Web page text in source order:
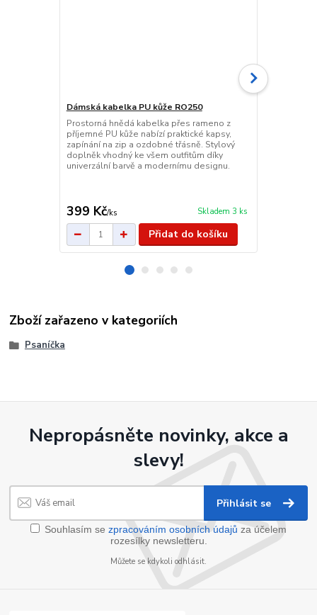
Dámská kabelka PU kůže RO250
Prostorná hnědá kabelka přes rameno z
příjemné PU kůže nabízí praktické kapsy,
zapínání na zip a ozdobné třásně. Stylový
doplněk vhodný ke všem outfitům díky
univerzální barvě a modernímu designu.
399 Kč/ks Skladem 3 ks
Přidat do košíku
Zboží zařazeno v kategoriích
Psaníčka
Nepropásněte novinky, akce a
slevy!
Přihlásit se
Souhlasím se zpracováním osobních údajů za účelem
rozesílky newsletteru.
Můžete se kdykoli odhlásit.